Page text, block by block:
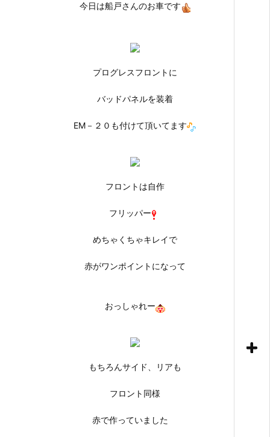
今日は船戸さんのお車です
プログレスフロントに
バッドパネルを装着
EM－２０も付けて頂いてます
フロントは自作
フリッパー
めちゃくちゃキレイで
赤がワンポイントになって
おっしゃれー
もちろんサイド、リアも
フロント同様
赤で作っていました